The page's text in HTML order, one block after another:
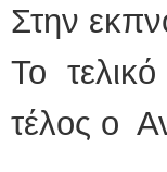
Στην
Το
τέλος ο